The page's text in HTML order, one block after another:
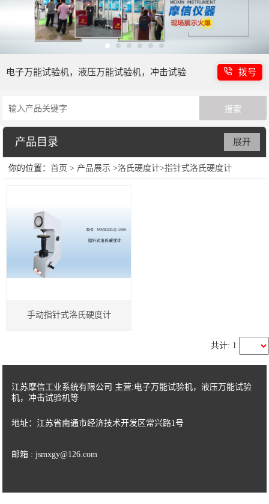
电子万能试验机，液压万能试验机，冲击试验
机等
拨号
产品目录
电子万能试验机
冲击强度试验机
紧固件检测仪器
高低温控制试验机
橡胶类检测仪器
专用检测仪器
展开
你的位置：首页 > 产品展示 >洛氏硬度计>指针式洛氏硬度计
手动指针式洛氏硬度计
共计: 1
江苏摩信工业系统有限公司 主营:电子万能试验机，液压万能试验
机，冲击试验机等
地址：江苏省南通市经济技术开发区常兴路1号
邮箱 : jsmxgy@126.com